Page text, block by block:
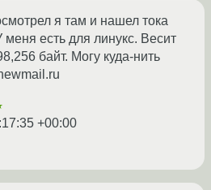
я там и нашел тока
есть для линукс. Весит
байт. Могу куда-нить
+00:00